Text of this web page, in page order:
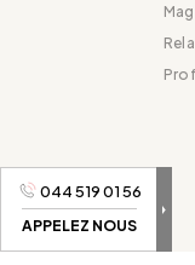
044 519 01 56
APPELEZ NOUS